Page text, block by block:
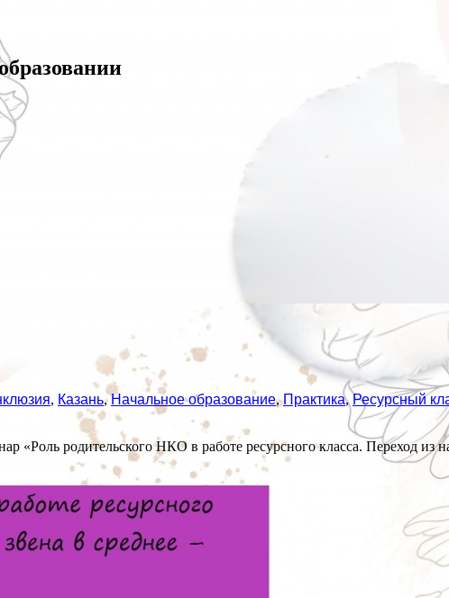
, Казань,Начальное образование,Практика,Ресурсный
«Роль родительского НКО в работе ресурсного класса. Переход из